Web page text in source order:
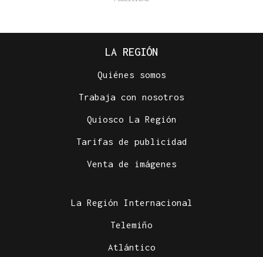
LA REGIÓN
Quiénes somos
Trabaja con nosotros
Quiosco La Región
Tarifas de publicidad
Venta de imágenes
La Región Internacional
Telemiño
Atlántico